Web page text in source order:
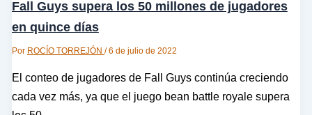
Fall Guys supera los 50 millones de jugadores
en quince días
Por ROCÍO TORREJÓN /6 de julio de 2022
El conteo de jugadores de Fall Guys continúa creciendo
cada vez más, ya que el juego bean battle royale supera